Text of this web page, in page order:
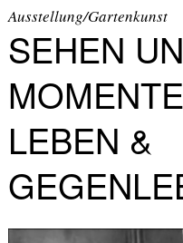
Ausstellung/Gartenkunst
SEHEN
LEBEN &